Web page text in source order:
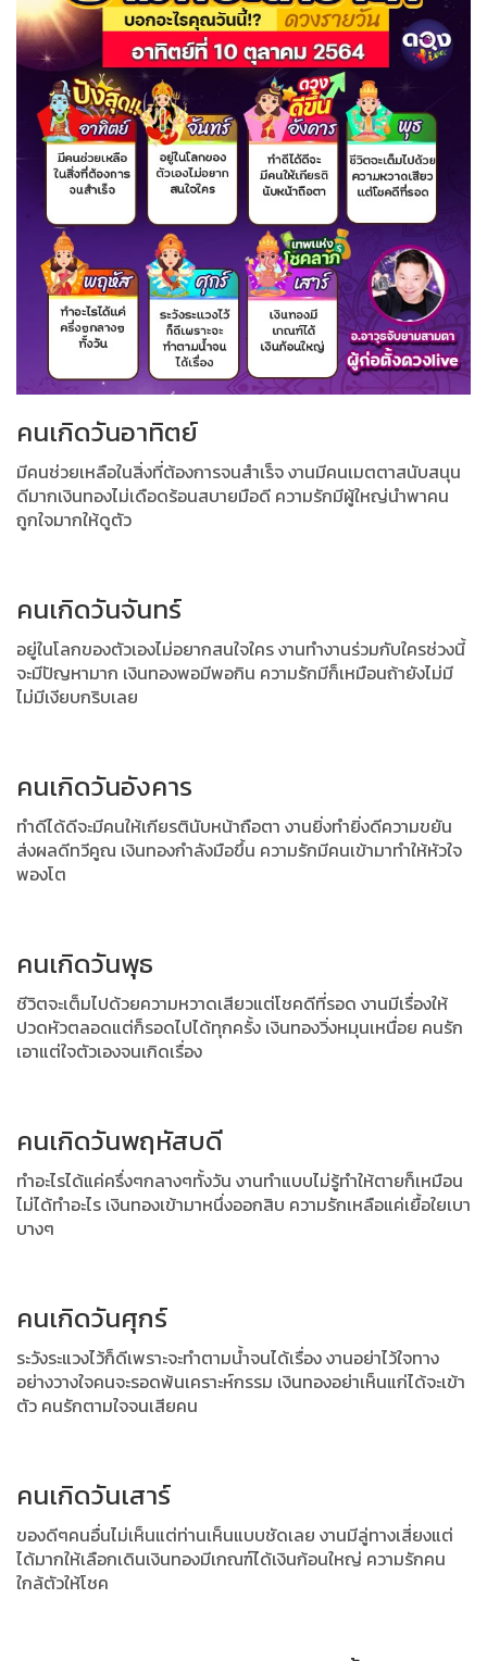
คนเกิดวันอาทิตย์
มีคนช่วยเหลือในสิ่งที่ต้องการจนสำเร็จ งานมีคนเมตตาสนับสนุน
ดีมากเงินทองไม่เดือดร้อนสบายมือดี ความรักมีผู้ใหญ่นำพาคน
ถูกใจมากให้ดูตัว
คนเกิดวันจันทร์
อยู่ในโลกของตัวเองไม่อยากสนใจใคร งานทำงานร่วมกับใครช่วงนี้
จะมีปัญหามาก เงินทองพอมีพอกิน ความรักมีก็เหมือนถ้ายังไม่มี
ไม่มีเงียบกริบเลย
คนเกิดวันอังคาร
ทำดีได้ดีจะมีคนให้เกียรตินับหน้าถือตา งานยิ่งทำยิ่งดีความขยัน
ส่งผลดีทวีคูณ เงินทองกำลังมือขึ้น ความรักมีคนเข้ามาทำให้หัวใจ
พองโต
คนเกิดวันพุธ
ชีวิตจะเต็มไปด้วยความหวาดเสียวแต่โชคดีที่รอด งานมีเรื่องให้
ปวดหัวตลอดแต่ก็รอดไปได้ทุกครั้ง เงินทองวิ่งหมุนเหนื่อย คนรัก
เอาแต่ใจตัวเองจนเกิดเรื่อง
คนเกิดวันพฤหัสบดี
ทำอะไรได้แค่ครึ่งๆกลางๆทั้งวัน งานทำแบบไม่รู้ทำให้ตายก็เหมือน
ไม่ได้ทำอะไร เงินทองเข้ามาหนึ่งออกสิบ ความรักเหลือแค่เยื้อใยเบา
บางๆ
คนเกิดวันศุกร์
ระวังระแวงไว้ก็ดีเพราะจะทำตามน้ำจนได้เรื่อง งานอย่าไว้ใจทาง
อย่างวางใจคนจะรอดพ้นเคราะห์กรรม เงินทองอย่าเห็นแก่ได้จะเข้า
ตัว คนรักตามใจจนเสียคน
คนเกิดวันเสาร์
ของดีๆคนอื่นไม่เห็นแต่ท่านเห็นแบบชัดเลย งานมีลู่ทางเสี่ยงแต่
ได้มากให้เลือกเดินเงินทองมีเกณฑ์ได้เงินก้อนใหญ่ ความรักคน
ใกล้ตัวให้โชค